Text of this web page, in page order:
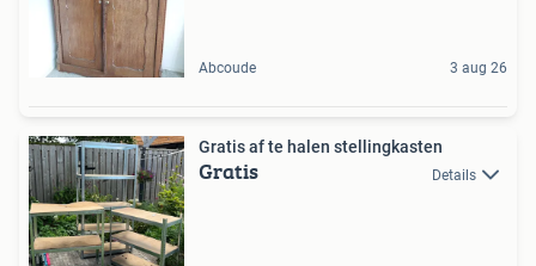
Abcoude 3 aug 26
Gratis af te halen stellingkasten
Gratis Details